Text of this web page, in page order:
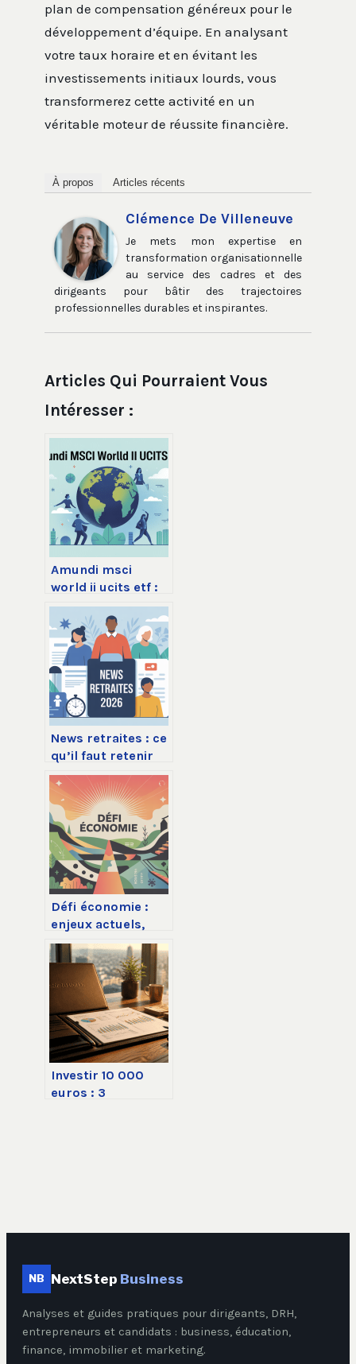
plan de compensation généreux pour le
développement d’équipe. En analysant
votre taux horaire et en évitant les
investissements initiaux lourds, vous
transformerez cette activité en un
véritable moteur de réussite financière.
À propos Articles récents
Clémence De Villeneuve
Je mets mon expertise en
transformation organisationnelle
au service des cadres et des
dirigeants pour bâtir des trajectoires
professionnelles durables et inspirantes.
Articles Qui Pourraient Vous
Intéresser :
Amundi msci
world ii ucits etf :
analyse, frais, avis
et stratégie
News retraites : ce
qu’il faut retenir
des dernières
annonces
Défi économie :
enjeux actuels,
impacts concrets
et pistes pour agir
Investir 10 000
euros : 3
NB NextStep Business
Analyses et guides pratiques pour dirigeants, DRH,
entrepreneurs et candidats : business, éducation,
finance, immobilier et marketing.